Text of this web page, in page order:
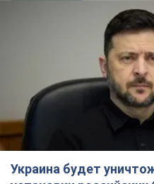
Украина будет